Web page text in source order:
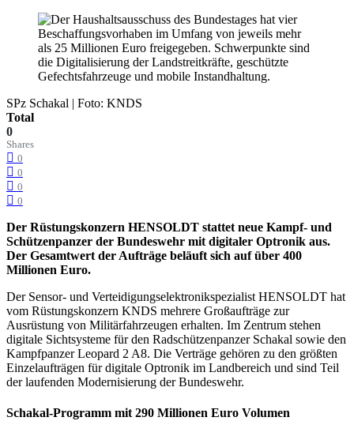
SPz Schakal | Foto: KNDS
Total
0
Shares
0
0
0
0
Der Rüstungskonzern HENSOLDT stattet neue Kampf- und
Schützenpanzer der Bundeswehr mit digitaler Optronik aus.
Der Gesamtwert der Aufträge beläuft sich auf über 400
Millionen Euro.
Der Sensor- und Verteidigungselektronikspezialist HENSOLDT hat
vom Rüstungskonzern KNDS mehrere Großaufträge zur
Ausrüstung von Militärfahrzeugen erhalten. Im Zentrum stehen
digitale Sichtsysteme für den Radschützenpanzer Schakal sowie den
Kampfpanzer Leopard 2 A8. Die Verträge gehören zu den größten
Einzelaufträgen für digitale Optronik im Landbereich und sind Teil
der laufenden Modernisierung der Bundeswehr.
Schakal-Programm mit 290 Millionen Euro Volumen